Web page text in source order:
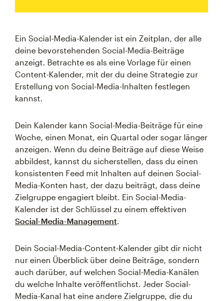
Ein Social-Media-Kalender ist ein Zeitplan, der alle
deine bevorstehenden Social-Media-Beiträge
anzeigt. Betrachte es als eine Vorlage für einen
Content-Kalender, mit der du deine Strategie zur
Erstellung von Social-Media-Inhalten festlegen
kannst.
Dein Kalender kann Social-Media-Beiträge für eine
Woche, einen Monat, ein Quartal oder sogar länger
anzeigen. Wenn du deine Beiträge auf diese Weise
abbildest, kannst du sicherstellen, dass du einen
konsistenten Feed mit Inhalten auf deinen Social-
Media-Konten hast, der dazu beiträgt, dass deine
Zielgruppe engagiert bleibt. Ein Social-Media-
Kalender ist der Schlüssel zu einem effektiven
Social-Media-Management.
Dein Social-Media-Content-Kalender gibt dir nicht
nur einen Überblick über deine Beiträge, sondern
auch darüber, auf welchen Social-Media-Kanälen
du welche Inhalte veröffentlichst. Jeder Social-
Media-Kanal hat eine andere Zielgruppe, die du